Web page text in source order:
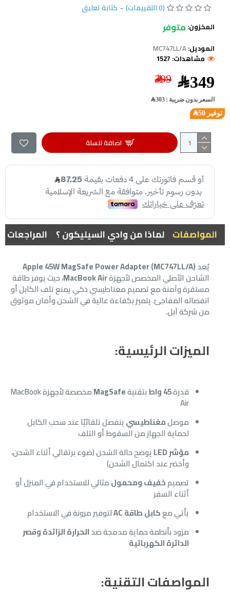
(0 التقييمات) - كتابة تعليق
349﷼ 399﷼
توفير 50﷼
السعر بدون ضريبة : 303﷼
المخزون: متوفر
الموديل:MC747LL/A
مشاهدات: 1527
اضافة للسلة
المواصفات لماذا من وادي السيليكون ؟ المراجعات
يُعدApple 45W MagSafe Power Adapter (MC747LL/A)
الشاحن الأصلي المخصص لأجهزةMacBook Air، حيث يوفر طاقة
مستقرة وآمنة مع تصميم مغناطيسي ذكي يمنع تلف الكابل أو
انفصاله المفاجئ. يتميز بكفاءة عالية في الشحن وأمان موثوق
من شركة آبل.
الميزات الرئيسية:
قدرة45 واط بتقنيةMagSafe مخصصة لأجهزة MacBook
Air
موصلمغناطيسيينفصل تلقائيًا عند سحب الكابل
لحماية الجهاز من السقوط أو التلف
مؤشر LED
يوضح حالة الشحن (ضوء برتقالي أثناء الشحن،
وأخضر عند اكتمال الشحن)
تصميمخفيف ومحمولمثالي للاستخدام في المنزل أو
أثناء السفر
يأتي معكابل طاقة AC
لتوفير مرونة في الاستخدام
مزود بأنظمة حماية مدمجة ضدالحرارة الزائدة وقصر
الدائرة الكهربائية
المواصفات التقنية: